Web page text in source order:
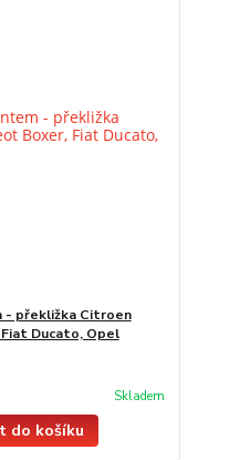
- překližka Citroen
Ducato, Opel
Skladem
do košíku